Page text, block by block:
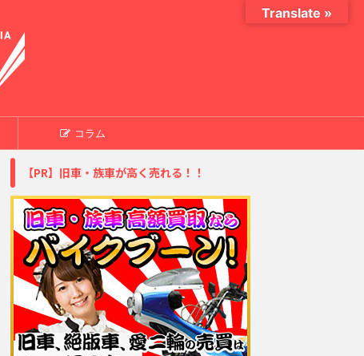
コラム
【PR】旧車・族車が高く売れる！！
Translate »